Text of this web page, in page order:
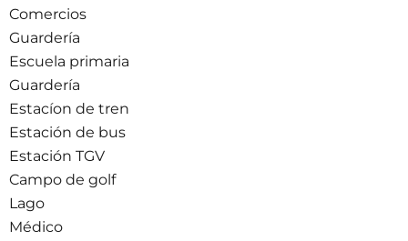
Comercios
Guardería
Escuela primaria
Guardería
Estacíon de tren
Estación de bus
Estación TGV
Campo de golf
Lago
Médico